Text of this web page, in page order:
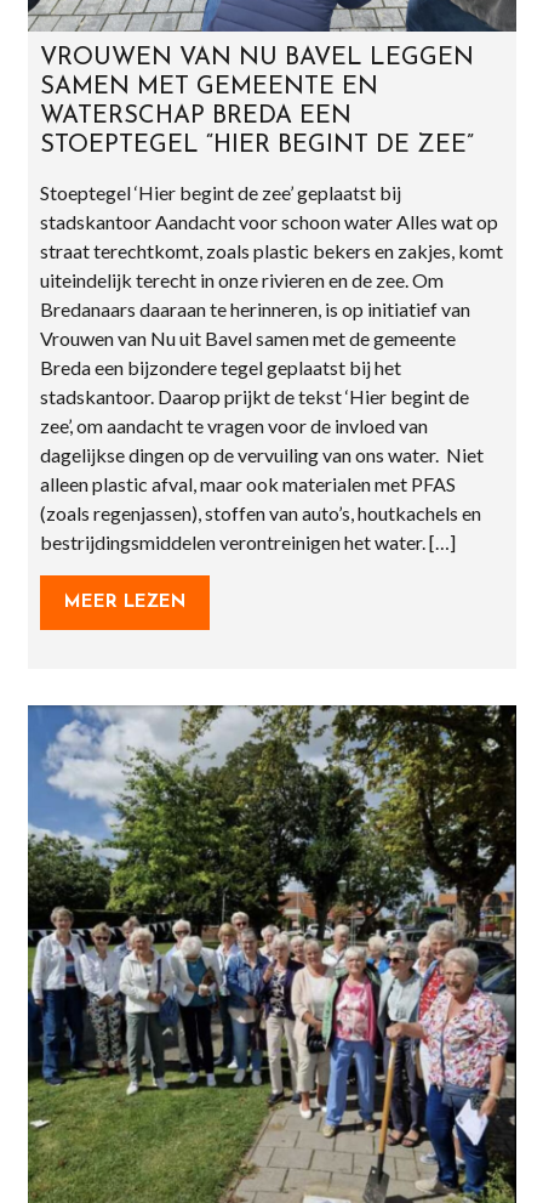
VROUWEN VAN NU BAVEL LEGGEN
SAMEN MET GEMEENTE EN
WATERSCHAP BREDA EEN
STOEPTEGEL “HIER BEGINT DE ZEE”
Stoeptegel ‘Hier begint de zee’ geplaatst bij
stadskantoor Aandacht voor schoon water Alles wat op
straat terechtkomt, zoals plastic bekers en zakjes, komt
uiteindelijk terecht in onze rivieren en de zee. Om
Bredanaars daaraan te herinneren, is op initiatief van
Vrouwen van Nu uit Bavel samen met de gemeente
Breda een bijzondere tegel geplaatst bij het
stadskantoor. Daarop prijkt de tekst ‘Hier begint de
zee’, om aandacht te vragen voor de invloed van
dagelijkse dingen op de vervuiling van ons water. Niet
alleen plastic afval, maar ook materialen met PFAS
(zoals regenjassen), stoffen van auto’s, houtkachels en
bestrijdingsmiddelen verontreinigen het water. […]
MEER LEZEN